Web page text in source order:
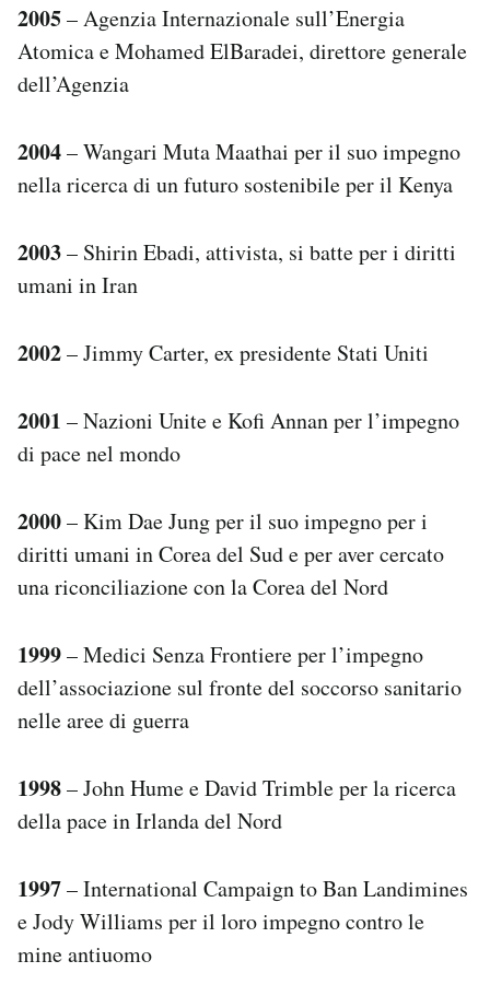
Hai bisogno di aiuto?
Esci
2005– Agenzia Internazionale sull’Energia
Atomica e Mohamed ElBaradei, direttore generale
dell’Agenzia
2004– Wangari Muta Maathai per il suo impegno
nella ricerca di un futuro sostenibile per il Kenya
2003– Shirin Ebadi, attivista, si batte per i diritti
umani in Iran
2002– Jimmy Carter, ex presidente Stati Uniti
2001 – Nazioni Unite e Kofi Annan per l’impegno
di pace nel mondo
2000– Kim Dae Jung per il suo impegno per i
diritti umani in Corea del Sud e per aver cercato
una riconciliazione con la Corea del Nord
1999– Medici Senza Frontiere per l’impegno
dell’associazione sul fronte del soccorso sanitario
nelle aree di guerra
1998– John Hume e David Trimble per la ricerca
della pace in Irlanda del Nord
1997– International Campaign to Ban Landimines
e Jody Williams per il loro impegno contro le
mine antiuomo